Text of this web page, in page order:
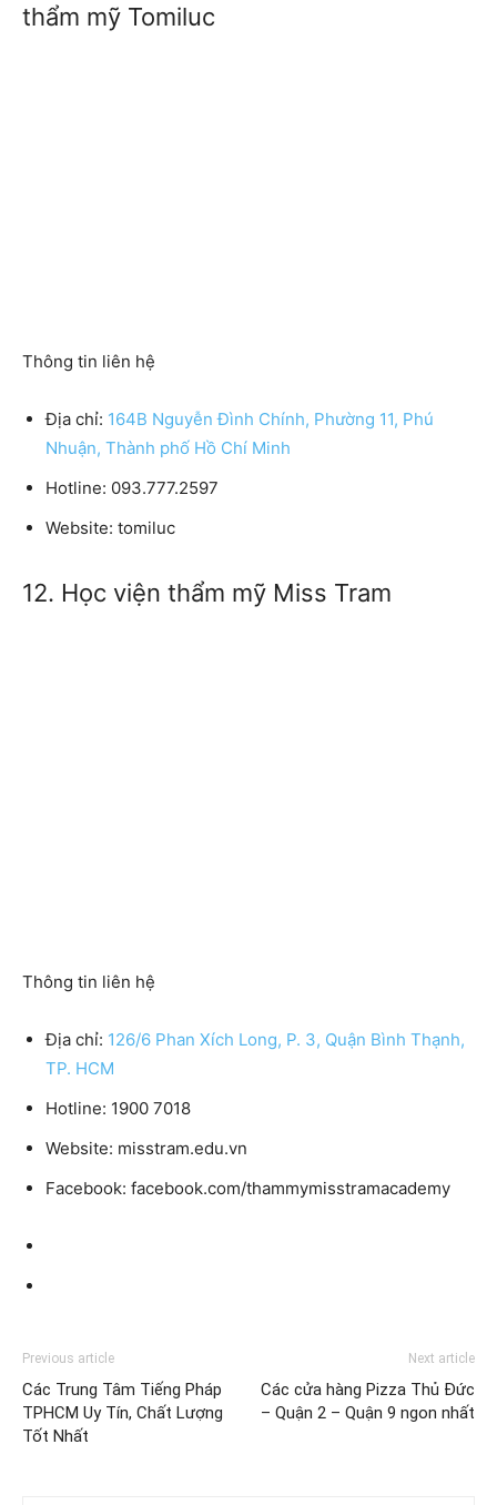
thẩm mỹ Tomiluc
Thông tin liên hệ
Địa chỉ: 164B Nguyễn Đình Chính, Phường 11, Phú
Nhuận, Thành phố Hồ Chí Minh
Hotline: 093.777.2597
Website: tomiluc
12. Học viện thẩm mỹ Miss Tram
Thông tin liên hệ
Địa chỉ: 126/6 Phan Xích Long, P. 3, Quận Bình Thạnh,
TP. HCM
Hotline: 1900 7018
Website: misstram.edu.vn
Facebook: facebook.com/thammymisstramacademy
Previous article
Các Trung Tâm Tiếng Pháp
TPHCM Uy Tín, Chất Lượng
Tốt Nhất
Next article
Các cửa hàng Pizza Thủ Đức
– Quận 2 – Quận 9 ngon nhất